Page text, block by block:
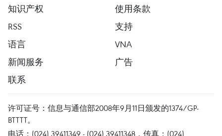
知识产权
使用条款
RSS
支持
语言
VNA
新闻服务
广告
联系
许可证号：信息与通信部2008年9月11日颁发的1374/GP-
BTTTT。
电话：(024) 39411349 - (024) 39411348，传真：(024)